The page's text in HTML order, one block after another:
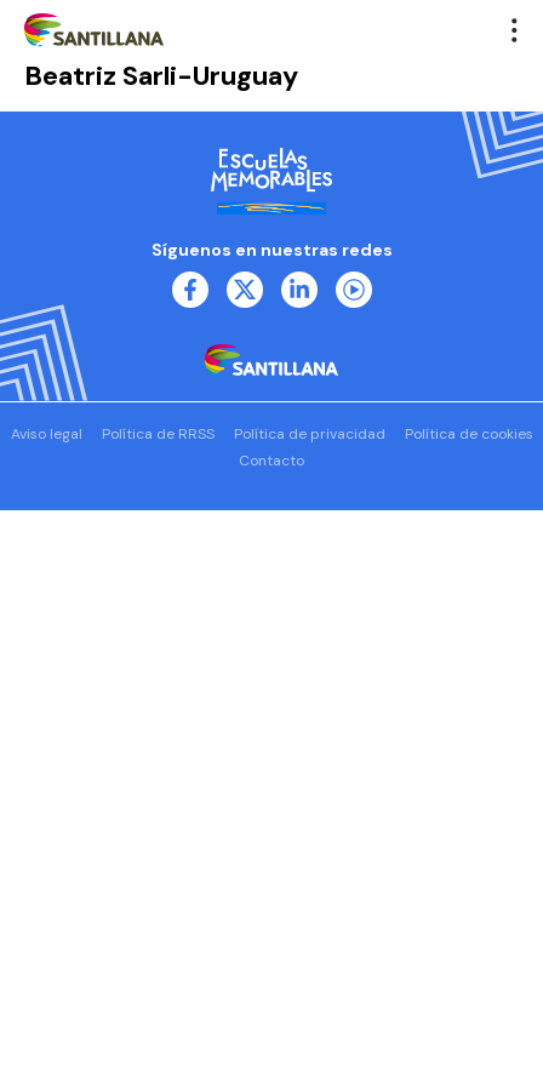
Beatriz Sarli-Uruguay
Síguenos en nuestras redes
Aviso legal Política de RRSS Política de privacidad
Política de cookies
Contacto